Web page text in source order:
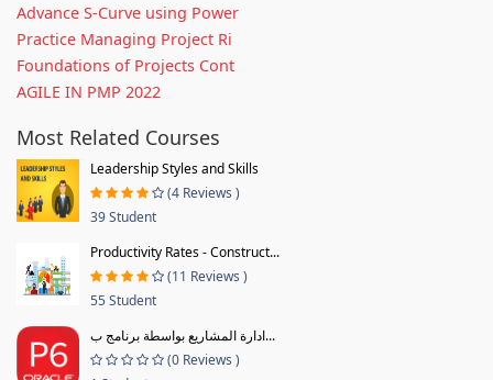
Advance S-Curve using Power
Practice Managing Project Ri
Foundations of Projects Cont
AGILE IN PMP 2022
Most Related Courses
Leadership Styles and Skills
(4 Reviews )
39 Student
Productivity Rates - Construct...
(11 Reviews )
55 Student
ادارة المشاريع بواسطة برنامج ب...
(0 Reviews )